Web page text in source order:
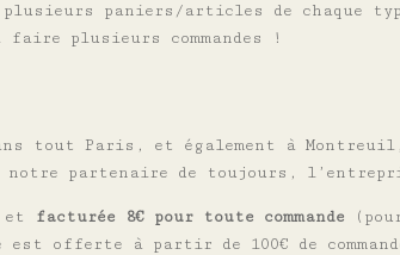
plusieurs paniers/articles de chaque
plusieurs commandes !
tout Paris, et également à
partenaire de toujours,
et facturée 8€ pour toute commande
offerte à partir de 100€ de